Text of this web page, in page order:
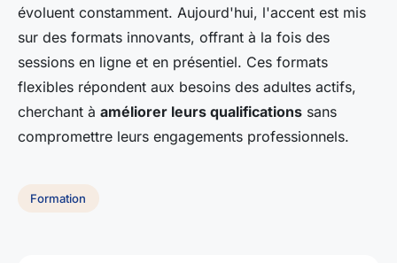
évoluent constamment. Aujourd'hui, l'accent est mis
sur des formats innovants, offrant à la fois des
sessions en ligne et en présentiel. Ces formats
flexibles répondent aux besoins des adultes actifs,
cherchant à améliorer leurs qualifications sans
compromettre leurs engagements professionnels.
Formation